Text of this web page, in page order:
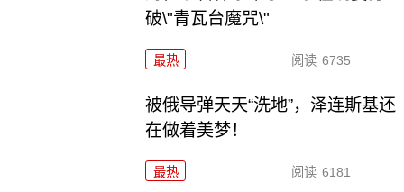
破\"青瓦台魔咒\"
最热 阅读 6735
被俄导弹天天“洗地”，泽连斯基还
在做着美梦！
最热 阅读 6181